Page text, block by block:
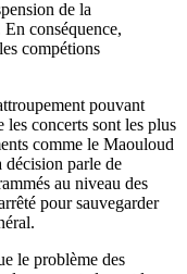
de la
conséquence,
compétions
pouvant
concerts sont les plus
comme le Maouloud
décision parle de
au niveau des
pour sauvegarder
le problème des